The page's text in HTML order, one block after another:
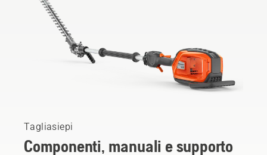
Tagliasiepi
Componenti, manuali e supporto